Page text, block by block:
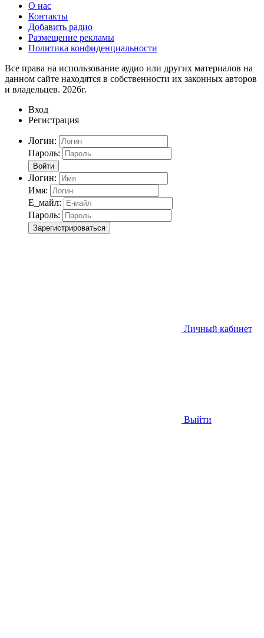
О нас
Контакты
Добавить радио
Размещение рекламы
Политика конфиденциальности
Все права на использование аудио или других материалов на
данном сайте находятся в собственности их законных авторов
и владельцев. 2026г.
Вход
Регистрация
Логин:
Пароль:
Войти
Логин:
Имя:
Е_майл:
Пароль:
Зарегистрироваться
Личный кабинет
Выйти